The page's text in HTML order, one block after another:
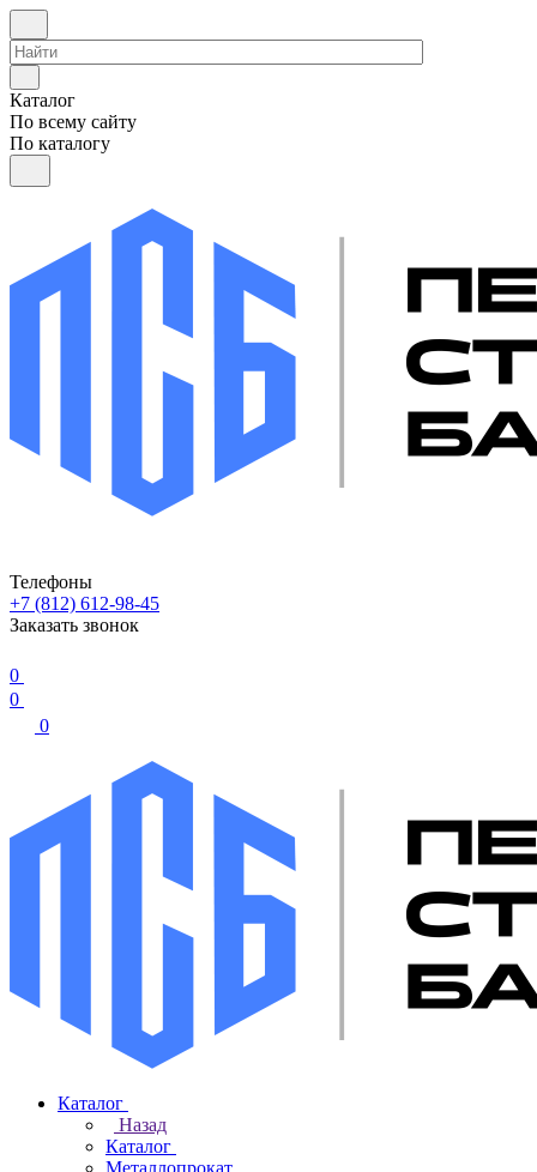
Каталог
По всему сайту
По каталогу
Телефоны
+7 (812) 612-98-45
Заказать звонок
0
0
0
Каталог
Назад
Каталог
Металлопрокат